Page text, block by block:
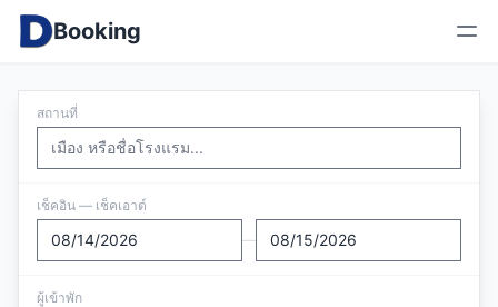
Booking
สถานที่
เช็คอิน — เช็คเอาต์
—
ผู้เข้าพัก